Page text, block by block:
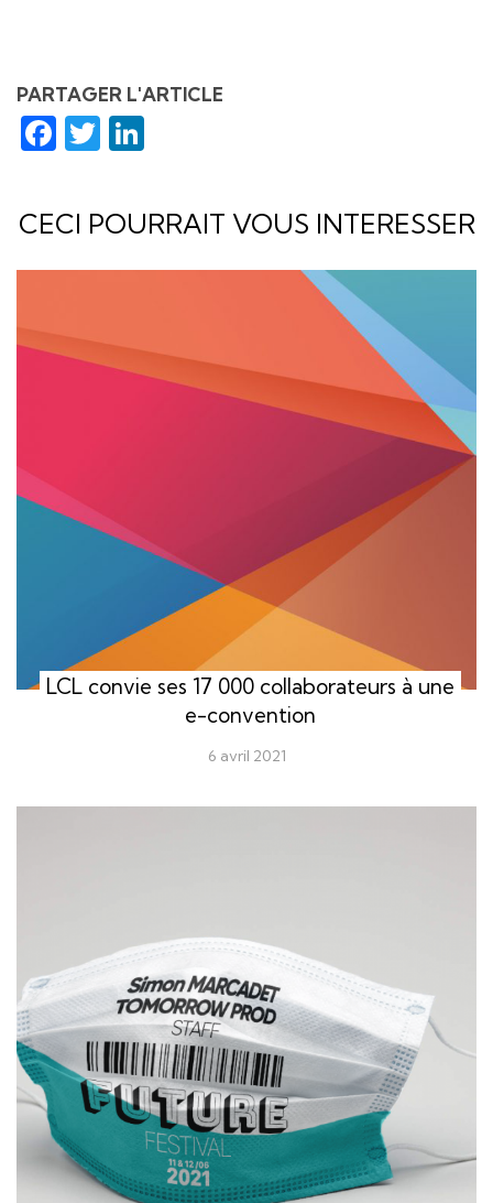
PARTAGER L'ARTICLE
Facebook
Twitter
CECI POURRAIT VOUS INTERESSER
LCL convie ses 17 000 collaborateurs à une
e-convention
6 avril 2021